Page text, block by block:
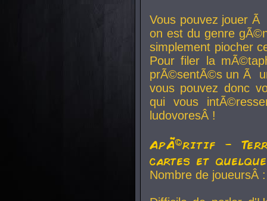
Vous pouvez jouer
on est du genre
simplement piocher
Pour filer la
prÃ©sentÃ©s un Ã
vous pouvez donc
qui vous
ludovoresÂ !
ApÃ©ritif -
cartes et
Nombre de